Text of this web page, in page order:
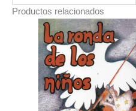
Productos relacionados